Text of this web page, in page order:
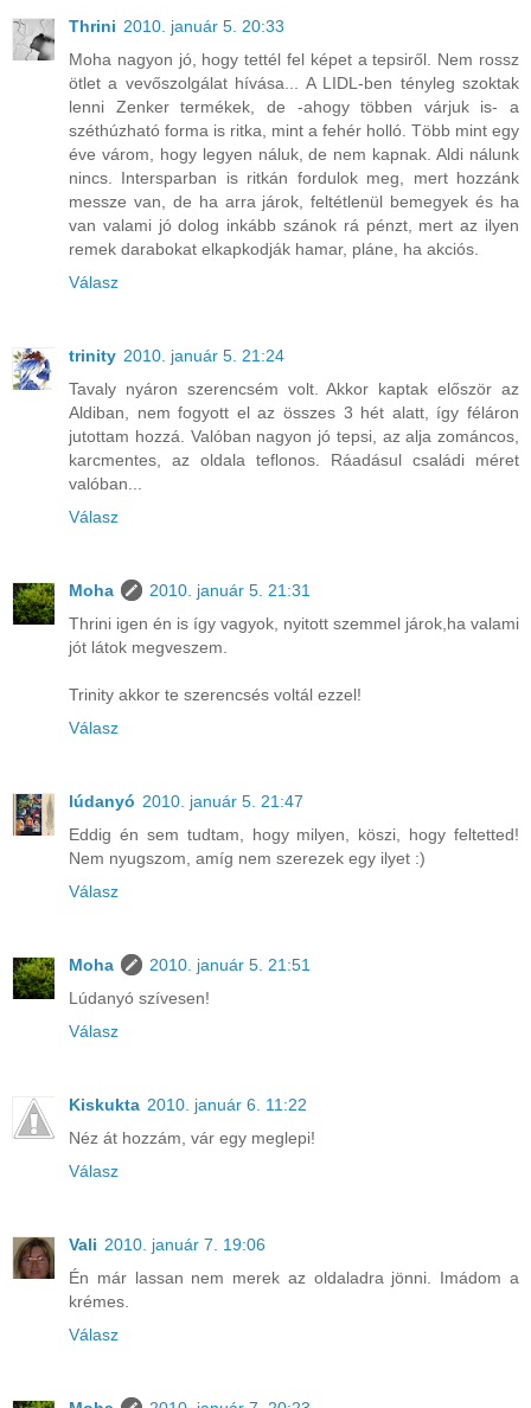
Thrini 2010. január 5. 20:33
Moha nagyon jó, hogy tettél fel képet a tepsiről. Nem rossz
ötlet a vevőszolgálat hívása... A LIDL-ben tényleg szoktak
lenni Zenker termékek, de -ahogy többen várjuk is- a
széthúzható forma is ritka, mint a fehér holló. Több mint egy
éve várom, hogy legyen náluk, de nem kapnak. Aldi nálunk
nincs. Intersparban is ritkán fordulok meg, mert hozzánk
messze van, de ha arra járok, feltétlenül bemegyek és ha
van valami jó dolog inkább szánok rá pénzt, mert az ilyen
remek darabokat elkapkodják hamar, pláne, ha akciós.
Válasz
trinity 2010. január 5. 21:24
Tavaly nyáron szerencsém volt. Akkor kaptak először az
Aldiban, nem fogyott el az összes 3 hét alatt, így féláron
jutottam hozzá. Valóban nagyon jó tepsi, az alja zománcos,
karcmentes, az oldala teflonos. Ráadásul családi méret
valóban...
Válasz
Moha
2010. január 5. 21:31
Thrini igen én is így vagyok, nyitott szemmel járok,ha valami
jót látok megveszem.
Trinity akkor te szerencsés voltál ezzel!
Válasz
lúdanyó 2010. január 5. 21:47
Eddig én sem tudtam, hogy milyen, köszi, hogy feltetted!
Nem nyugszom, amíg nem szerezek egy ilyet :)
Válasz
Moha
2010. január 5. 21:51
Lúdanyó szívesen!
Válasz
Kiskukta 2010. január 6. 11:22
Néz át hozzám, vár egy meglepi!
Válasz
Vali 2010. január 7. 19:06
Én már lassan nem merek az oldaladra jönni. Imádom a
krémes.
Válasz